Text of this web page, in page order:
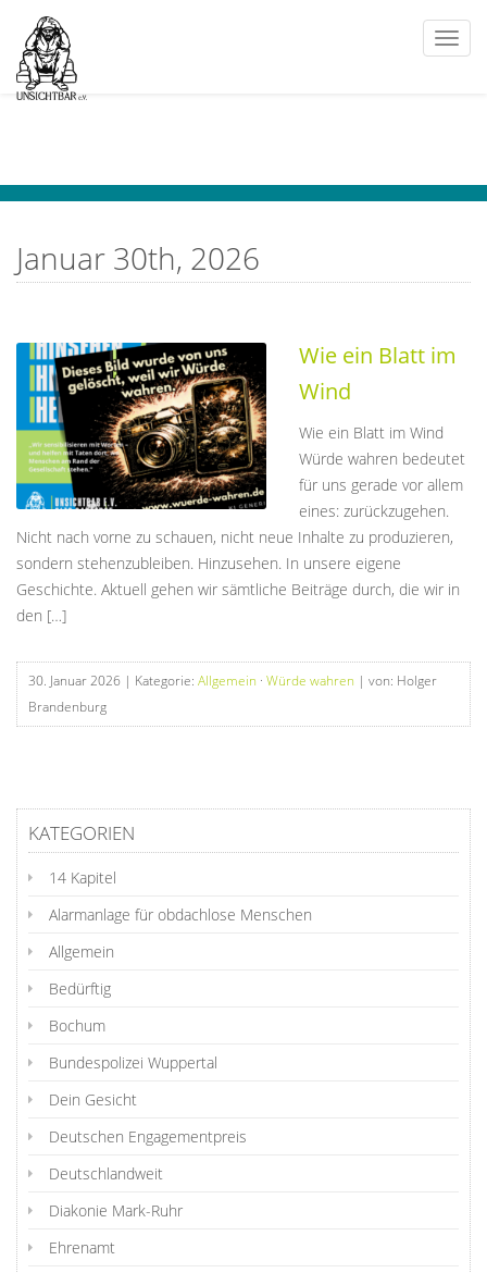
Januar 30th, 2026
Wie ein Blatt im
Wind
Wie ein Blatt im Wind
Würde wahren bedeutet
für uns gerade vor allem
eines: zurückzugehen.
Nicht nach vorne zu schauen, nicht neue Inhalte zu produzieren,
sondern stehenzubleiben. Hinzusehen. In unsere eigene
Geschichte. Aktuell gehen wir sämtliche Beiträge durch, die wir in
den […]
30. Januar 2026 | Kategorie: Allgemein · Würde wahren | von: Holger
Brandenburg
KATEGORIEN
14 Kapitel
Alarmanlage für obdachlose Menschen
Allgemein
Bedürftig
Bochum
Bundespolizei Wuppertal
Dein Gesicht
Deutschen Engagementpreis
Deutschlandweit
Diakonie Mark-Ruhr
Ehrenamt